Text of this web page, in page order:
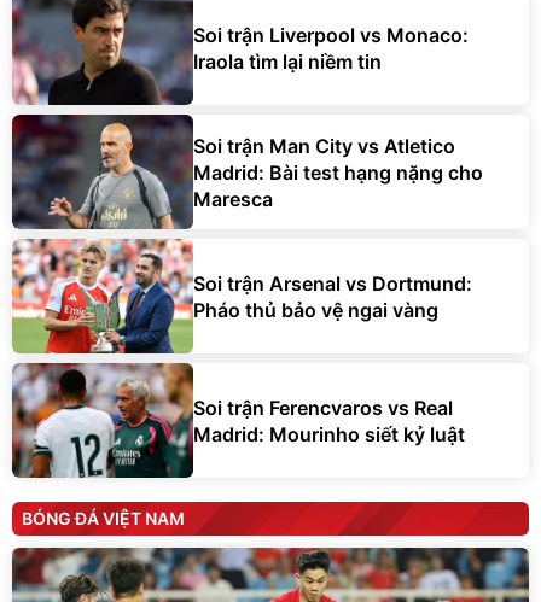
Soi trận Liverpool vs Monaco:
Iraola tìm lại niềm tin
Soi trận Man City vs Atletico
Madrid: Bài test hạng nặng cho
Maresca
Soi trận Arsenal vs Dortmund:
Pháo thủ bảo vệ ngai vàng
Soi trận Ferencvaros vs Real
Madrid: Mourinho siết kỷ luật
BÓNG ĐÁ VIỆT NAM